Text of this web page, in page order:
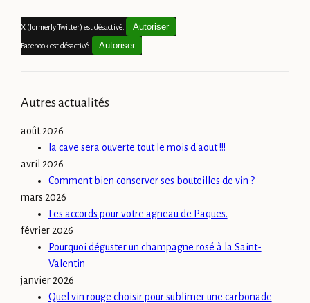
X (formerly Twitter) est désactivé. Autoriser
Facebook est désactivé. Autoriser
Autres actualités
août 2026
la cave sera ouverte tout le mois d'aout !!!
avril 2026
Comment bien conserver ses bouteilles de vin ?
mars 2026
Les accords pour votre agneau de Paques.
février 2026
Pourquoi déguster un champagne rosé à la Saint-
Valentin
janvier 2026
Quel vin rouge choisir pour sublimer une carbonade